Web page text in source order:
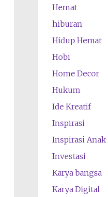
Hemat
hiburan
Hidup Hemat
Hobi
Home Decor
Hukum
Ide Kreatif
Inspirasi
Inspirasi Anak
Investasi
Karya bangsa
Karya Digital